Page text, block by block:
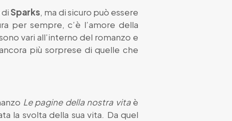
diSparks, ma di sicuro può essere
per sempre, c’è l’amore della
vari all’interno del romanzo e
più sorprese di quelle che
Le pagine della nostra vitaè
la svolta della sua vita. Da quel